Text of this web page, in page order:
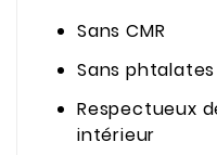
Sans CMR
Sans phtalates
Respectueux
intérieur